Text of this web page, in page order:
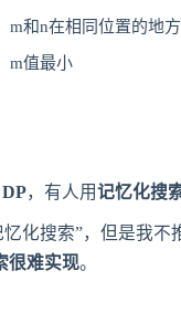
m和n在相同位置的地
m值最小
DP，有人用记忆化搜
忆化搜索”，但是我
很难实现。